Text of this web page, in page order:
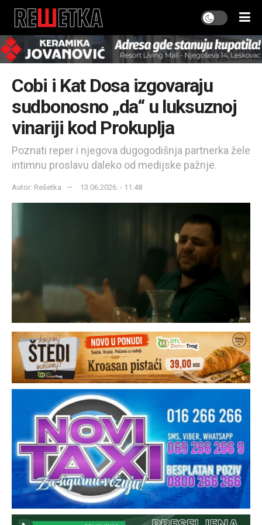
Cobi i Kat Dosa izgovaraju
sudbonosno „da“ u luksuznoj
vinariji kod Prokuplja
Poznati reper i njegova dugogodišnja partnerka žele
intimnu proslavu daleko od medijske pažnje.
Autor: Rešetka 13.06.2026. - 11:48